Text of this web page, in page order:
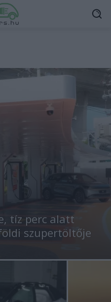
tíz perc alatt
szupertöltője